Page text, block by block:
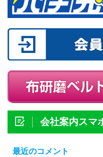
会社案内スマ
最近のコメント